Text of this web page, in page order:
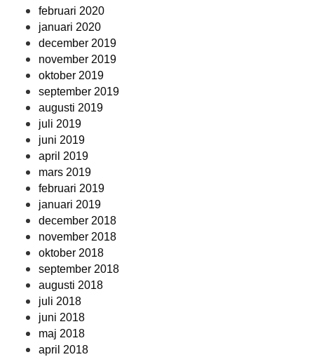
februari 2020
januari 2020
december 2019
november 2019
oktober 2019
september 2019
augusti 2019
juli 2019
juni 2019
april 2019
mars 2019
februari 2019
januari 2019
december 2018
november 2018
oktober 2018
september 2018
augusti 2018
juli 2018
juni 2018
maj 2018
april 2018